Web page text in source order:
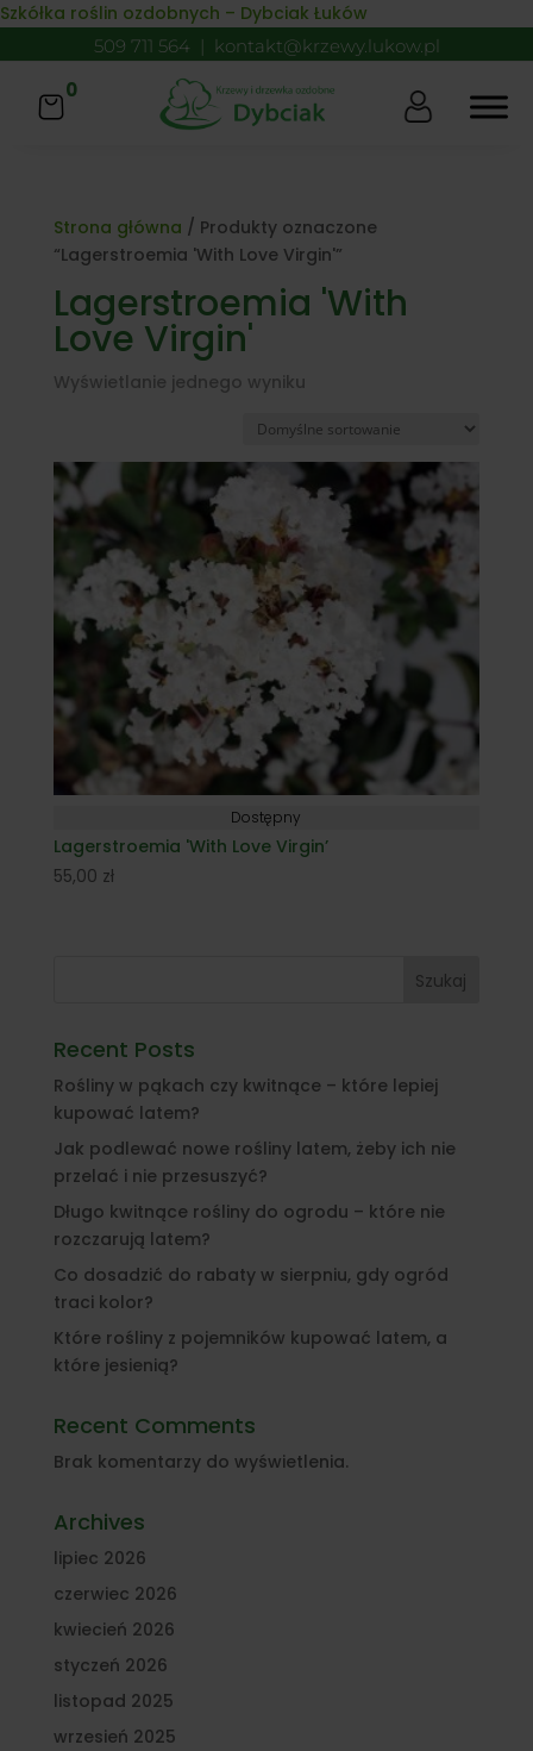
Skip to content
Szkółka roślin ozdobnych – Dybciak Łuków
509 711 564 | kontakt@krzewy.lukow.pl
0
Strona główna / Produkty oznaczone
“Lagerstroemia 'With Love Virgin'”
Lagerstroemia 'With
Love Virgin'
Wyświetlanie jednego wyniku
Dostępny
Lagerstroemia 'With Love Virgin’
55,00 zł
Szukaj
Recent Posts
Rośliny w pąkach czy kwitnące – które lepiej
kupować latem?
Jak podlewać nowe rośliny latem, żeby ich nie
przelać i nie przesuszyć?
Długo kwitnące rośliny do ogrodu – które nie
rozczarują latem?
Co dosadzić do rabaty w sierpniu, gdy ogród
traci kolor?
Które rośliny z pojemników kupować latem, a
które jesienią?
Recent Comments
Brak komentarzy do wyświetlenia.
Archives
lipiec 2026
czerwiec 2026
kwiecień 2026
styczeń 2026
listopad 2025
wrzesień 2025